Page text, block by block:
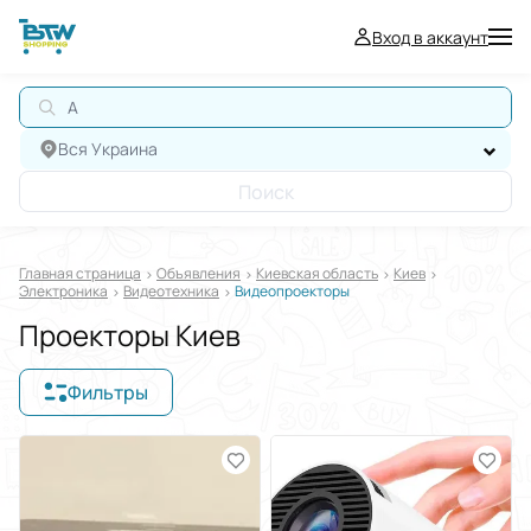
Вход в аккаунт
АВ
Вся Украина
Поиск
Главная страница Oбъявления Киевская область
Киев
Электроника
Видеотехника Видеопроекторы
Проекторы Киев
Фильтры
$€₴